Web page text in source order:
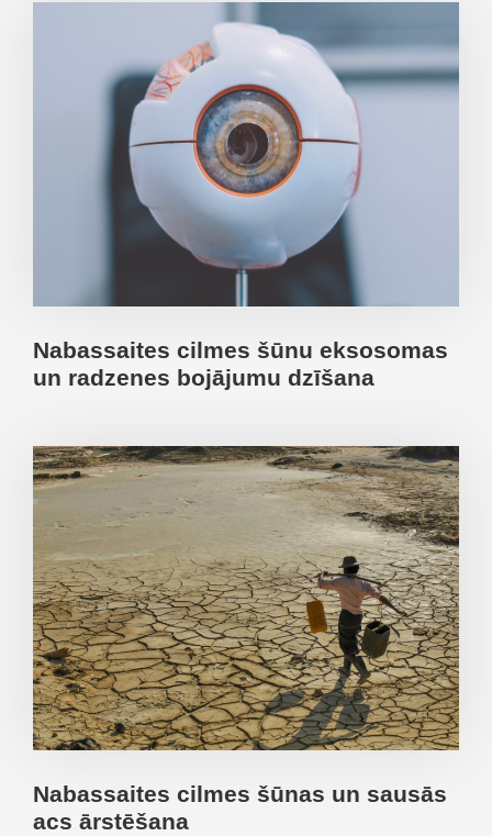
Nabassaites cilmes šūnu eksosomas
un radzenes bojājumu dzīšana
Nabassaites cilmes šūnas un sausās
acs ārstēšana